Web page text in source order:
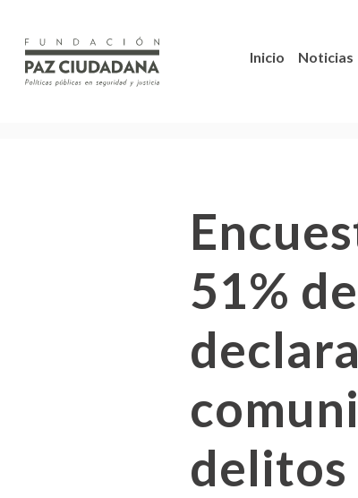
Inicio Noticias
51%